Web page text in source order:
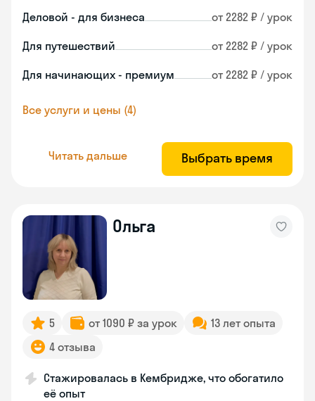
Деловой - для бизнеса от 2282 ₽ / урок
Для путешествий от 2282 ₽ / урок
Для начинающих - премиум от 2282 ₽ / урок
Все услуги и цены (4)
Читать дальше Выбрать время
Ольга
5 от 1090 ₽ за урок
13 лет опыта
4 отзыва
Стажировалась в Кембридже, что обогатило
её опыт